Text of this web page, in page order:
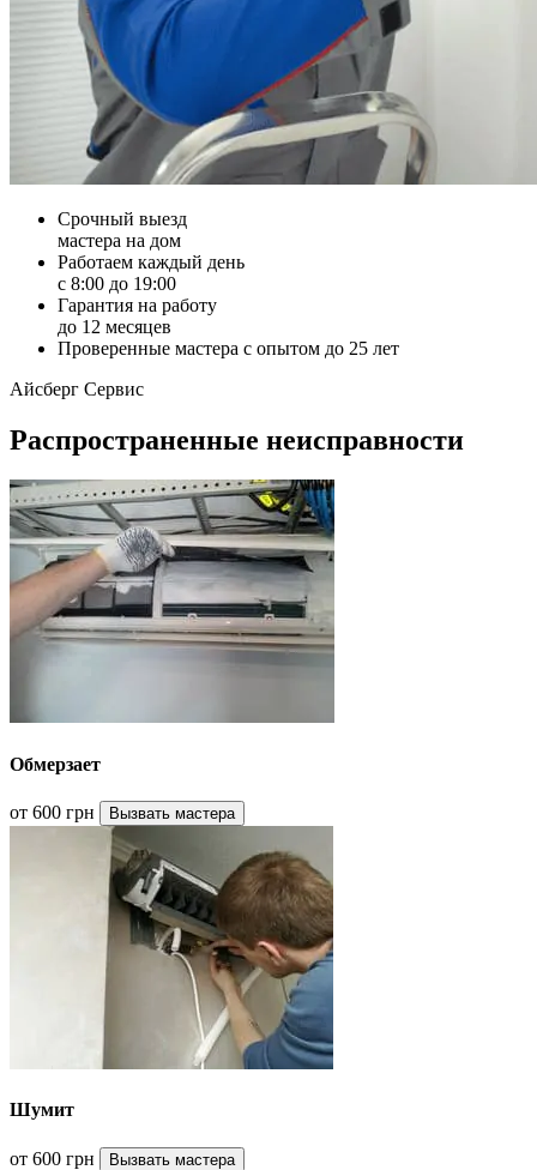
Срочный выезд
мастера на дом
Работаем каждый день
с 8:00 до 19:00
Гарантия на работу
до 12 месяцев
Проверенные мастера с опытом до 25 лет
Айсберг Сервис
Распространенные неисправности
Обмерзает
от 600 грн Вызвать мастера
Шумит
от 600 грн Вызвать мастера